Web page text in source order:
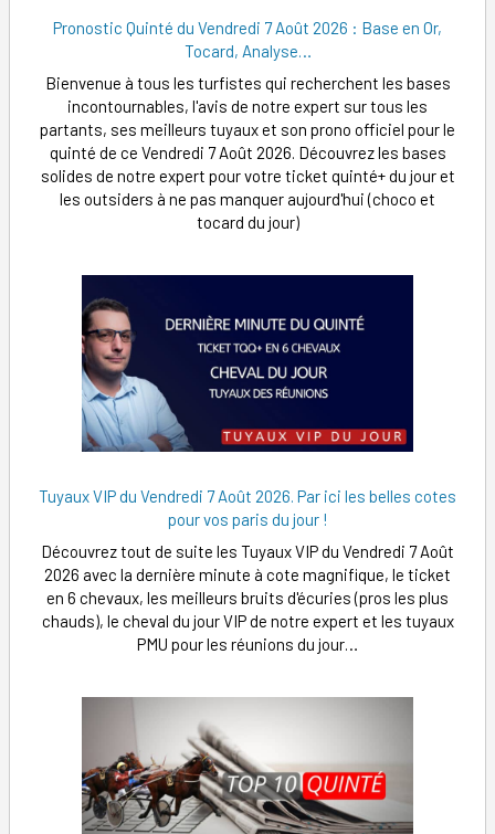
Pronostic Quinté du Vendredi 7 Août 2026 : Base en Or,
Tocard, Analyse…
Bienvenue à tous les turfistes qui recherchent les bases
incontournables, l'avis de notre expert sur tous les
partants, ses meilleurs tuyaux et son prono officiel pour le
quinté de ce Vendredi 7 Août 2026. Découvrez les bases
solides de notre expert pour votre ticket quinté+ du jour et
les outsiders à ne pas manquer aujourd'hui (choco et
tocard du jour)
Tuyaux VIP du Vendredi 7 Août 2026. Par ici les belles cotes
pour vos paris du jour !
Découvrez tout de suite les Tuyaux VIP du Vendredi 7 Août
2026 avec la dernière minute à cote magnifique, le ticket
en 6 chevaux, les meilleurs bruits d'écuries (pros les plus
chauds), le cheval du jour VIP de notre expert et les tuyaux
PMU pour les réunions du jour…